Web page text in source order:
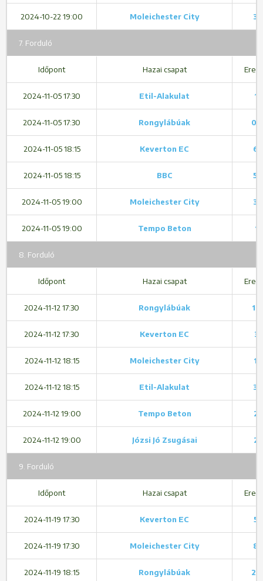
2024-10-22 19:00 Moleichester City 3
7. Forduló
Időpont Hazai csapat
2024-11-05 17:30 Etil-Alakulat 1
2024-11-05 17:30 Rongylábúak 0 -
2024-11-05 18:15 Keverton EC 6
2024-11-05 18:15 BBC 5
2024-11-05 19:00 Moleichester City 3
2024-11-05 19:00 Tempo Beton 1
8. Forduló
Időpont Hazai csapat
2024-11-12 17:30 Rongylábúak 1 -
2024-11-12 17:30 Keverton EC 3
2024-11-12 18:15 Moleichester City 1
2024-11-12 18:15 Etil-Alakulat 3
2024-11-12 19:00 Tempo Beton 2
2024-11-12 19:00 Józsi Jó Zsugásai 2
9. Forduló
Időpont Hazai csapat
2024-11-19 17:30 Keverton EC 5
2024-11-19 17:30 Moleichester City 8
2024-11-19 18:15 Rongylábúak 2 -